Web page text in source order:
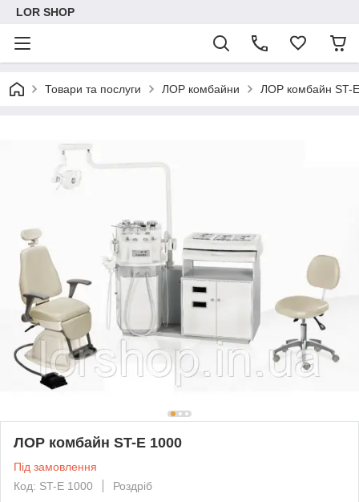
LOR SHOP
Товари та послуги ЛОР комбайни ЛОР комбайн ST-
ЛОР комбайн ST-E 1000
Під замовлення
Код: ST-E 1000
Роздріб